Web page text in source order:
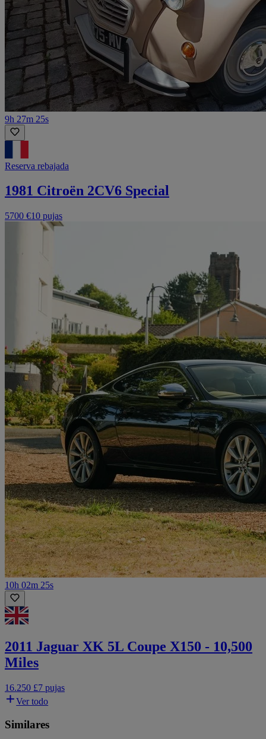
9h 27m 25s
Reserva rebajada
1981 Citroën 2CV6 Special
5700 €10 pujas
10h 02m 25s
2011 Jaguar XK 5L Coupe X150 - 10,500
Miles
16.250 £7 pujas
Ver todo
Similares